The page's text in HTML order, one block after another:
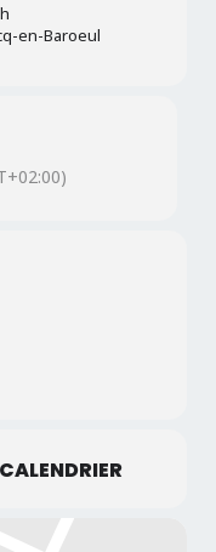
en-Baroeul